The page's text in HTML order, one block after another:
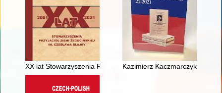
XX lat Stowarzyszenia Przyjaciół Ziemi Żegocińskiej im.
Kazimierz Kaczmarczyk